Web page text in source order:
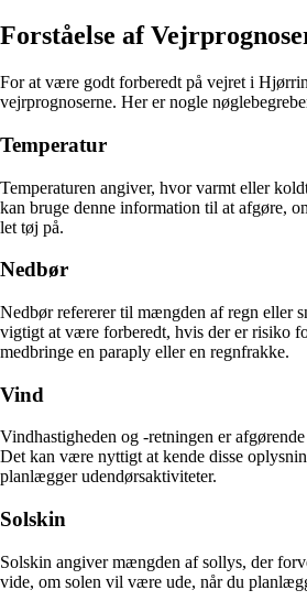
Forståelse af
For at være godt forberedt på vejret i
vejrprognoserne. Her er nogle
Temperatur
Temperaturen angiver, hvor varmt eller
kan bruge denne information til at afgøre,
let tøj på.
Nedbør
Nedbør refererer til mængden af regn eller
vigtigt at være forberedt, hvis der er risiko
medbringe en paraply eller en regnfrakke.
Vind
Vindhastigheden og -retningen er
Det kan være nyttigt at kende disse
planlægger udendørsaktiviteter.
Solskin
Solskin angiver mængden af sollys, der
vide, om solen vil være ude, når du